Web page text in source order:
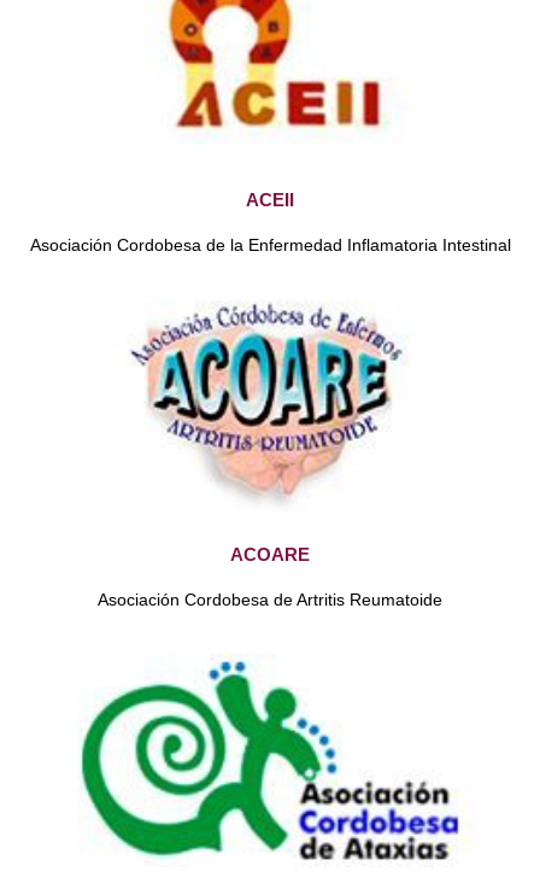
ACEII
Asociación Cordobesa de la Enfermedad Inflamatoria Intestinal
ACOARE
Asociación Cordobesa de Artritis Reumatoide